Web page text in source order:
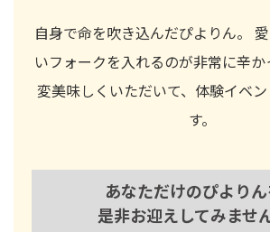
自身で命を吹き込んだぴよりん。
いフォークを入れるのが非常に辛
変美味しくいただいて、体験イベ
す。
あなただけのぴよりん
是非お迎えしてみませ